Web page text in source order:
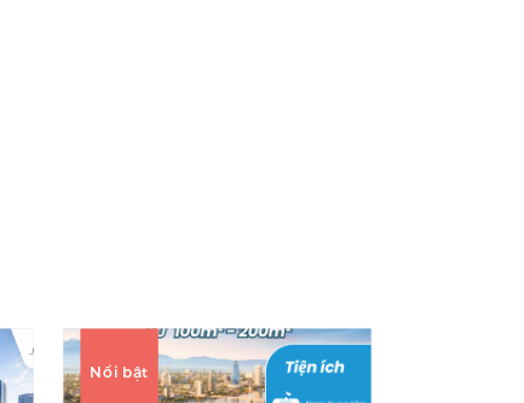
Nổi bật